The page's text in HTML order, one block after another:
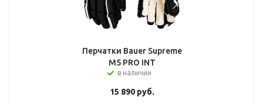
Перчатки Bauer Supreme
M5 PRO INT
в наличии
15 890руб.